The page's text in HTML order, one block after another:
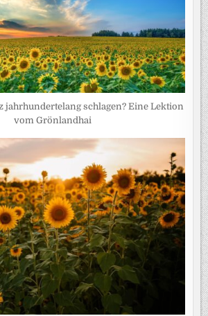
jahrhundertelang schlagen? Eine Lektion
vom Grönlandhai